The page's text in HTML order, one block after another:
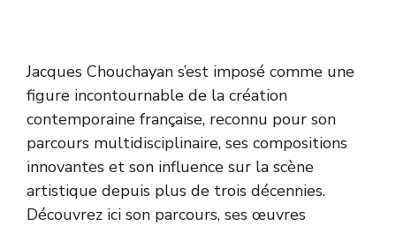
Jacques Chouchayan s’est imposé comme une
figure incontournable de la création
contemporaine française, reconnu pour son
parcours multidisciplinaire, ses compositions
innovantes et son influence sur la scène
artistique depuis plus de trois décennies.
Découvrez ici son parcours, ses œuvres